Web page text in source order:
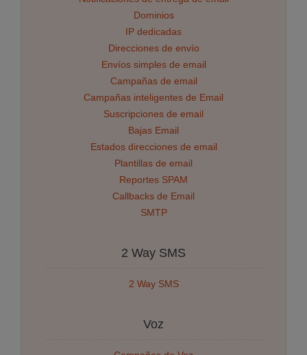
Dominios
IP dedicadas
Direcciones de envío
Envíos simples de email
Campañas de email
Campañas inteligentes de Email
Suscripciones de email
Bajas Email
Estados direcciones de email
Plantillas de email
Reportes SPAM
Callbacks de Email
SMTP
2 Way SMS
2 Way SMS
Voz